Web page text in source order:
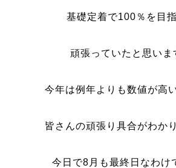
基礎定着で100％を目
頑張っていたと思いま
今年は例年よりも数値が高
皆さんの頑張り具合がわか
今日で8月も最終日なわけ